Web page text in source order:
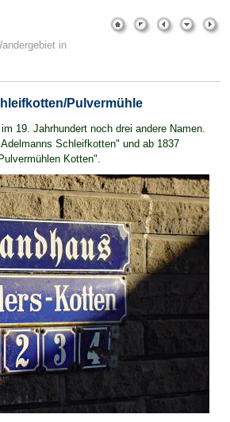
in
Pulvermühle
19. Jahrhundert noch drei andere Namen.
Schleifkotten" und ab 1837
Kotten".